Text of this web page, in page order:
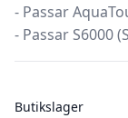
- Passar
- Passar S6000
Butikslager